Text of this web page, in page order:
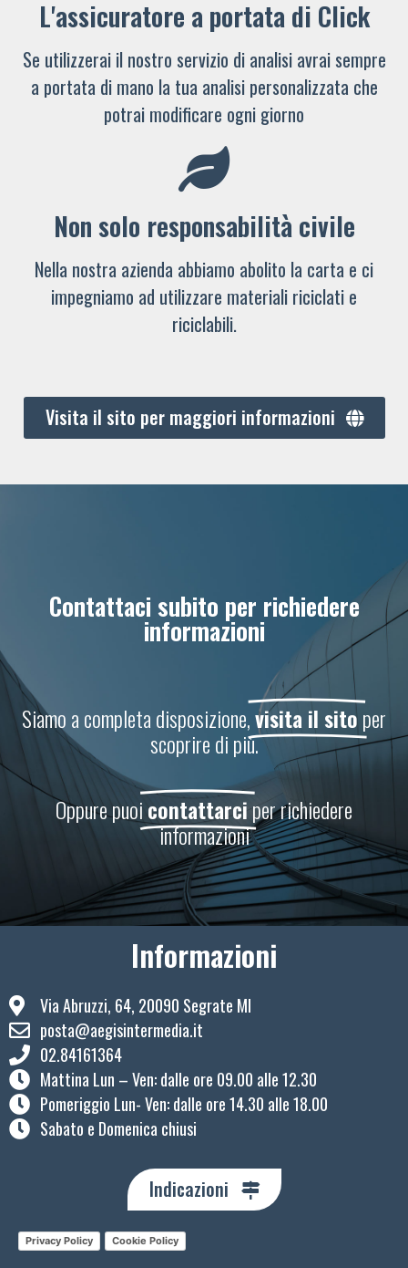
L'assicuratore a portata di Click
Se utilizzerai il nostro servizio di analisi avrai sempre
a portata di mano la tua analisi personalizzata che
potrai modificare ogni giorno
Non solo responsabilità civile
Nella nostra azienda abbiamo abolito la carta e ci
impegniamo ad utilizzare materiali riciclati e
riciclabili.
Visita il sito per maggiori informazioni
Contattaci subito per richiedere
informazioni
Siamo a completa disposizione,visita il sitoper
scoprire di più.
Oppure puoicontattarciper richiedere
informazioni
Informazioni
Via Abruzzi, 64, 20090 Segrate MI
posta@aegisintermedia.it
02.84161364
Mattina Lun – Ven: ​dalle ore 09.00 alle 12.30
Pomeriggio Lun- Ven: dalle ore 14.30 alle 18.00
Sabato e Domenica chiusi
Indicazioni
Privacy Policy Cookie Policy